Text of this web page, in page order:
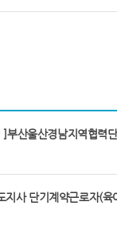
부산울산경남지역협력
지사 단기계약근로자(